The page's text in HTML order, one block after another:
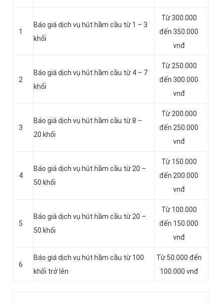
1
Báo giá dịch vụ hút hầm cầu từ 1 – 3
khối
Từ 300.000
đến 350.000
vnđ
2
Báo giá dịch vụ hút hầm cầu từ 4 – 7
khối
Từ 250.000
đến 300.000
vnđ
3
Báo giá dịch vụ hút hầm cầu từ 8 –
20 khối
Từ 200.000
đến 250.000
vnđ
4
Báo giá dịch vụ hút hầm cầu từ 20 –
50 khối
Từ 150.000
đến 200.000
vnđ
5
Báo giá dịch vụ hút hầm cầu từ 20 –
50 khối
Từ 100.000
đến 150.000
vnđ
6
Báo giá dịch vụ hút hầm cầu từ 100
khối trở lên
Từ 50.000 đến
100.000 vnđ